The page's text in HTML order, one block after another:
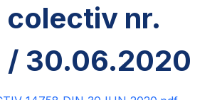
colectiv nr.
/ 30.06.2020